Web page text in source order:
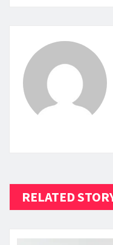
RELATED